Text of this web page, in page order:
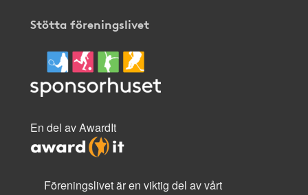
Stötta föreningslivet
En del av AwardIt
Föreningslivet är en viktig del av vårt